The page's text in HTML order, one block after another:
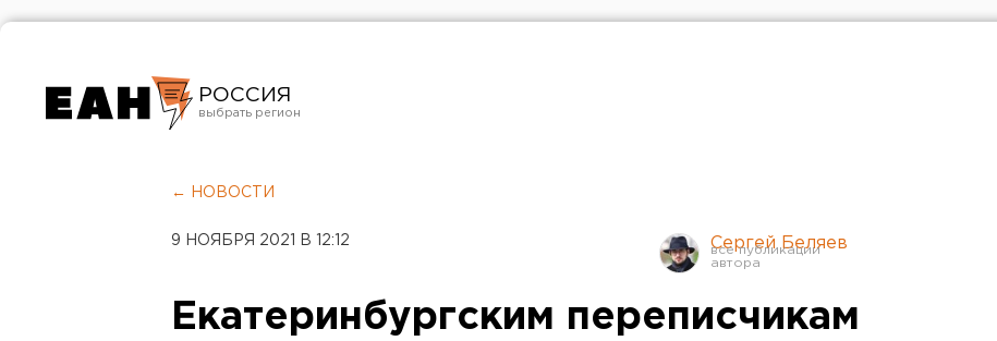
РОССИЯ
Челябинск
← НОВОСТИ
9 НОЯБРЯ 2021 В 12:12 Сергей Беляев
Екатеринбургским переписчикам